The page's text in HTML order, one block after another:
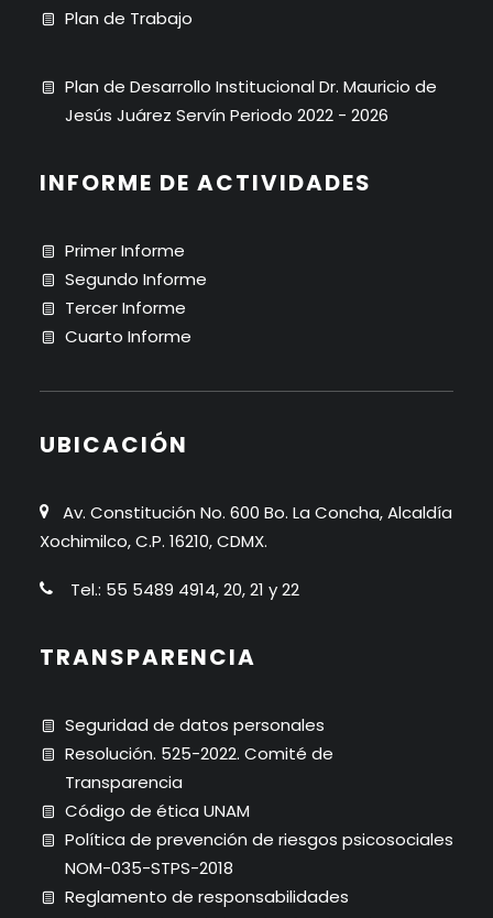
Plan de Trabajo
Plan de Desarrollo Institucional Dr. Mauricio de
Jesús Juárez Servín Periodo 2022 - 2026
INFORME DE ACTIVIDADES
Primer Informe
Segundo Informe
Tercer Informe
Cuarto Informe
UBICACIÓN
Av. Constitución No. 600 Bo. La Concha, Alcaldía
Xochimilco, C.P. 16210, CDMX.
Tel.: 55 5489 4914, 20, 21 y 22
TRANSPARENCIA
Seguridad de datos personales
Resolución. 525-2022. Comité de
Transparencia
Código de ética UNAM
Política de prevención de riesgos psicosociales
NOM-035-STPS-2018
Reglamento de responsabilidades